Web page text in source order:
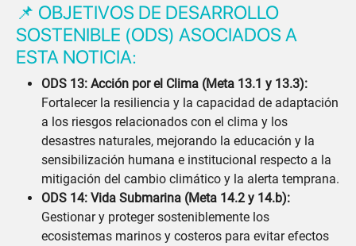
📌 OBJETIVOS DE DESARROLLO
SOSTENIBLE (ODS) ASOCIADOS A
ESTA NOTICIA:
ODS 13: Acción por el Clima (Meta 13.1 y 13.3):
Fortalecer la resiliencia y la capacidad de adaptación
a los riesgos relacionados con el clima y los
desastres naturales, mejorando la educación y la
sensibilización humana e institucional respecto a la
mitigación del cambio climático y la alerta temprana.
ODS 14: Vida Submarina (Meta 14.2 y 14.b):
Gestionar y proteger sosteniblemente los
ecosistemas marinos y costeros para evitar efectos